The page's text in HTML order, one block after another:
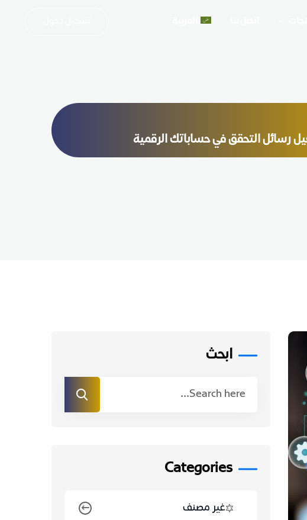
رسائل التحقق في حساباتك الرقمية
ابحث
Categories
غير مصنف